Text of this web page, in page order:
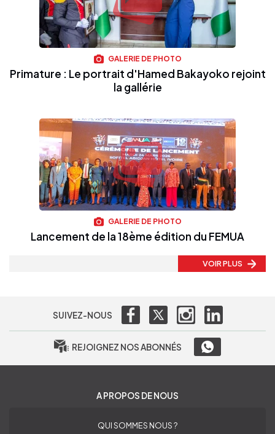
GALERIE DE PHOTO
Primature : Le portrait d'Hamed Bakayoko rejoint
la gallérie
GALERIE DE PHOTO
Lancement de la 18ème édition du FEMUA
VOIR PLUS
SUIVEZ-NOUS
REJOIGNEZ NOS ABONNÉS
A PROPOS DE NOUS
QUI SOMMES NOUS ?